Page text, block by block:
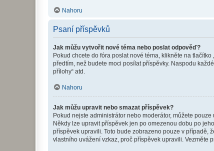
Nahoru
Psaní příspěvků
Jak můžu vytvořit nové téma nebo poslat odpověď?
Pokud chcete do fóra poslat nové téma, klikněte na
předtím, než budete moci posílat příspěvky. Naspodu
přílohy“ atd.
Nahoru
Jak můžu upravit nebo smazat příspěvek?
Pokud nejste administrátor nebo moderátor, můžete
Někdy lze upravit příspěvek jen po omezenou dobu po
příspěvek upravili. Toto bude zobrazeno pouze v případě,
vlastního uvážení vzkaz, proč příspěvek upravili. Vezměte